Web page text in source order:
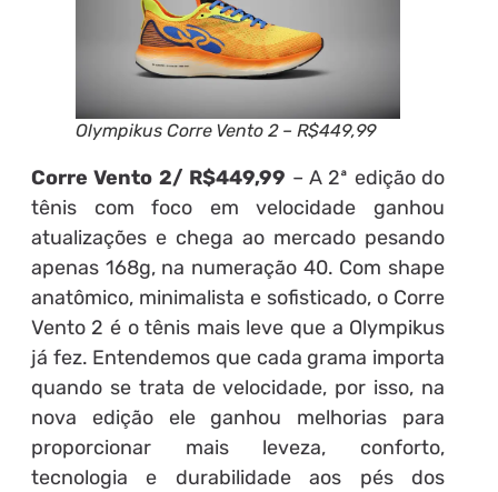
Olympikus Corre Vento 2 – R$449,99
Corre Vento 2/ R$449,99 – A 2ª edição do
tênis com foco em velocidade ganhou
atualizações e chega ao mercado pesando
apenas 168g, na numeração 40. Com shape
anatômico, minimalista e sofisticado, o Corre
Vento 2 é o tênis mais leve que a Olympikus
já fez. Entendemos que cada grama importa
quando se trata de velocidade, por isso, na
nova edição ele ganhou melhorias para
proporcionar mais leveza, conforto,
tecnologia e durabilidade aos pés dos